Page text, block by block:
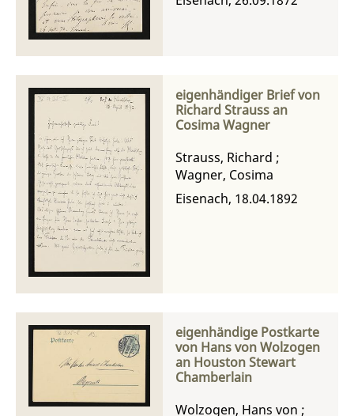
eigenhändiger Brief von
Richard Strauss an
Cosima Wagner
Strauss, Richard ;
Wagner, Cosima
Eisenach, 18.04.1892
eigenhändige Postkarte
von Hans von Wolzogen
an Houston Stewart
Chamberlain
Wolzogen, Hans von ;